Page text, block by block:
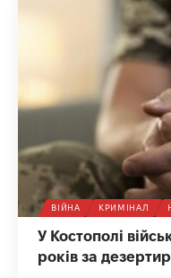
ВІЙНА КРИМІНАЛ
У Костополі
років за